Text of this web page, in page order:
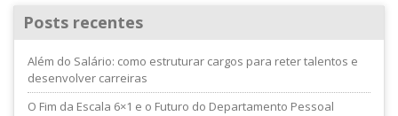
Posts recentes
Além do Salário: como estruturar cargos para reter talentos e
desenvolver carreiras
O Fim da Escala 6×1 e o Futuro do Departamento Pessoal